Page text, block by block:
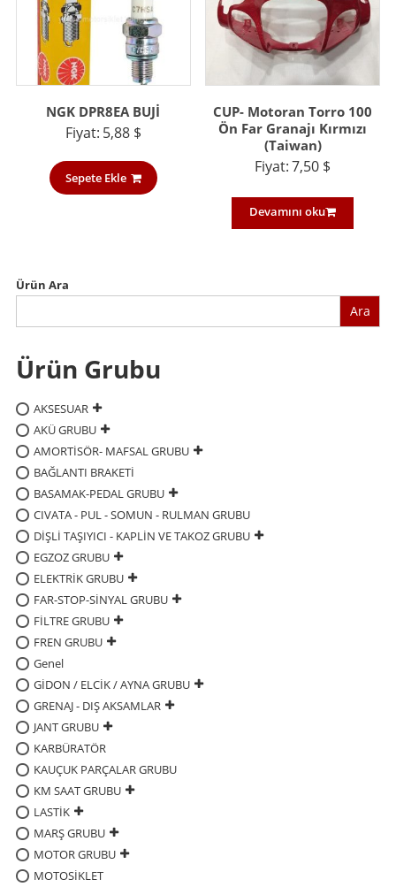
NGK DPR8EA BUJİ
Fiyat: 5,88 $
Sepete Ekle
CUP- Motoran Torro 100
Ön Far Granajı Kırmızı
(Taiwan)
Fiyat:7,50 $
Devamını oku
Ürün Ara
Ara
Ürün Grubu
AKSESUAR
AKÜ GRUBU
AMORTİSÖR- MAFSAL GRUBU
BAĞLANTI BRAKETİ
BASAMAK-PEDAL GRUBU
CIVATA - PUL - SOMUN - RULMAN GRUBU
DİŞLİ TAŞIYICI - KAPLİN VE TAKOZ GRUBU
EGZOZ GRUBU
ELEKTRİK GRUBU
FAR-STOP-SİNYAL GRUBU
FİLTRE GRUBU
FREN GRUBU
Genel
GİDON / ELCİK / AYNA GRUBU
GRENAJ - DIŞ AKSAMLAR
JANT GRUBU
KARBÜRATÖR
KAUÇUK PARÇALAR GRUBU
KM SAAT GRUBU
LASTİK
MARŞ GRUBU
MOTOR GRUBU
MOTOSİKLET